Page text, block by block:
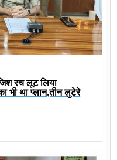
रच लूट लिया
भी था प्लान,तीन लुटेरे